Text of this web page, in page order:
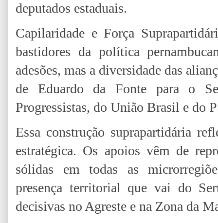
deputados estaduais.
Capilaridade e Força
bastidores da política
adesões, mas a diversidade das
de Eduardo da Fonte para o
Progressistas, do União Brasil e do
Essa construção suprapartidária
estratégica. Os apoios vêm de
sólidas em todas as
presença territorial que vai do
decisivas no Agreste e na Zona da